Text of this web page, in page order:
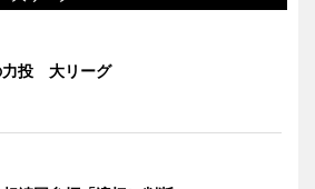
力投 大リーグ